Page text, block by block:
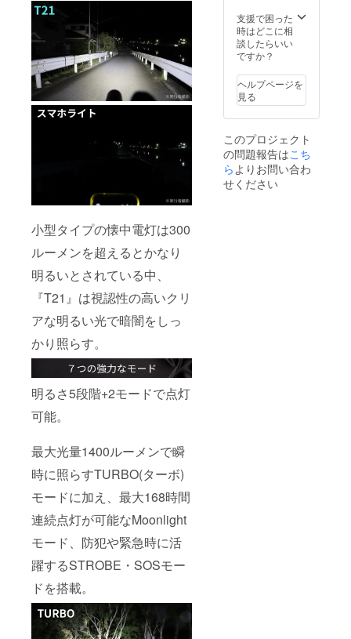
小型タイプの懐中電灯は300
ルーメンを超えるとかなり
明るいとされている中、
『T21』は視認性の高いクリ
アな明るい光で暗闇をしっ
かり照らす。
明るさ5段階+2モードで点灯
可能。
最大光量1400ルーメンで瞬
時に照らすTURBO(ターボ)
モードに加え、最大168時間
連続点灯が可能なMoonlight
モード、防犯や緊急時に活
躍するSTROBE・SOSモー
ドを搭載。
せて頂
きま
す。
性もご
ざいま
す。ご
了承く
い。 ※
発送は
日本国
内に限
頂きま
す。
【配送
予定】
配送に
が遅れ
る場合
があり
ます。
支援に
より量
産効率
が向上
合、一
般販売
価格が
変更に
なる可
支援で困った
時はどこに相
談したらいい
ですか？
ヘルプページを
見る
このプロジェクト
の問題報告はこち
ら よりお問い合わ
せください